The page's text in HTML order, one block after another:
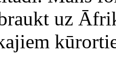
uz